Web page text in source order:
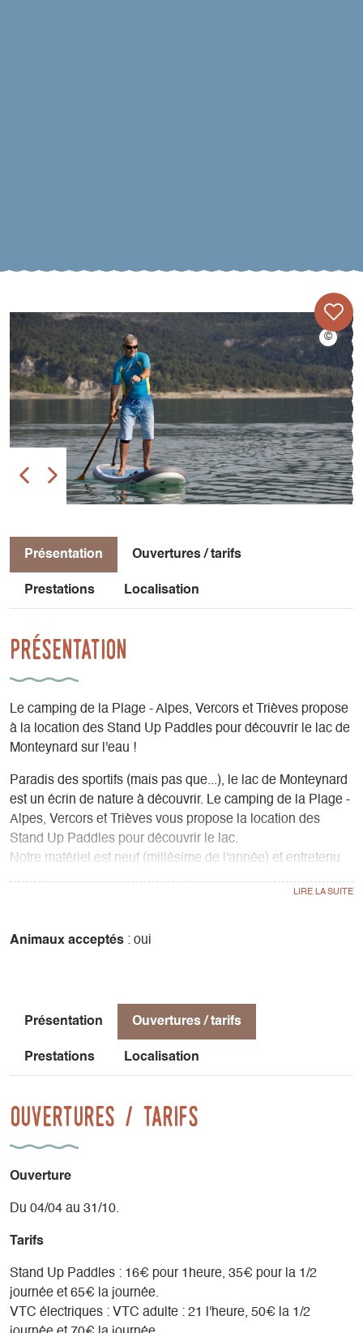
Présentation Ouvertures / tarifs
Prestations Localisation
Présentation
Le camping de la Plage - Alpes, Vercors et Trièves propose
à la location des Stand Up Paddles pour découvrir le lac de
Monteynard sur l'eau !
Paradis des sportifs (mais pas que...), le lac de Monteynard
est un écrin de nature à découvrir. Le camping de la Plage -
Alpes, Vercors et Trièves vous propose la location des
Stand Up Paddles pour découvrir le lac.
Notre matériel est neuf (millésime de l'année) et entretenu
régulièrement.
Le Stand Up Paddle offre la possibilité de se déplacer
et épaisse, très stable.
Animaux acceptés : oui
Présentation Ouvertures / tarifs
Prestations Localisation
Ouvertures / tarifs
Ouverture
Du 04/04 au 31/10.
Tarifs
Stand Up Paddles : 16€ pour 1heure, 35€ pour la 1/2
journée et 65€ la journée.
VTC électriques : VTC adulte : 21 l'heure, 50€ la 1/2